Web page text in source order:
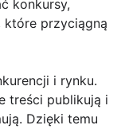
konkursy,
które przyciągną
i rynku.
treści publikują i
Dzięki temu